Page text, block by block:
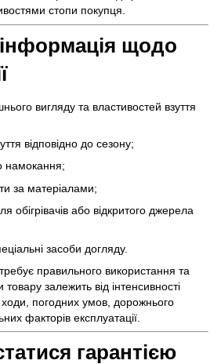
стопи покупця.
щодо
вигляду та властивостей взуття
відповідно до сезону;
намокання;
за матеріалами;
обігрівачів або відкритого джерела
засоби догляду.
правильного використання та
залежить від інтенсивності
ходи, погодних умов, дорожнього
факторів експлуатації.
гарантією